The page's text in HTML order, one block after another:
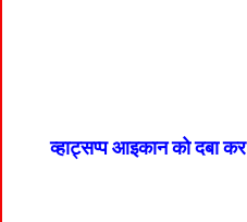
व्हाट्सप्प आइकान को दबा